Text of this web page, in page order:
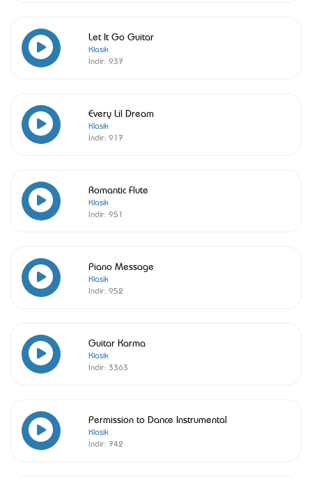
Let It Go Guitar
Klasik
İndir: 937
Every Lil Dream
Klasik
İndir: 917
Romantic Flute
Klasik
İndir: 951
Piano Message
Klasik
İndir: 952
Guitar Karma
Klasik
İndir: 3363
Permission to Dance Instrumental
Klasik
İndir: 742